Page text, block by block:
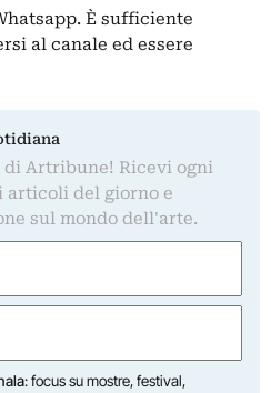
È sufficiente
al canale ed essere
Artribune! Ricevi ogni
articoli del giorno e
sul mondo dell'arte.
: focus su mostre, festival,